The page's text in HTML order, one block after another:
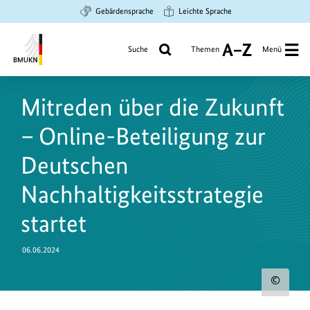
Hauptinhalt
springen
Suche
springen
Hauptnavigation
springen
Gebärdensprache Leichte Sprache
Umwelt,
Naturschutz
und
nukleare
Sicherheit
Suche Themen
A
Z
Menü
Mitreden über die Zukunft
– Online-Beteiligung zur
Deutschen
Nachhaltigkeitsstrategie
startet
06.06.2024